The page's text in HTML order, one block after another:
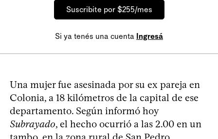
Suscribite por $255/mes
Si ya tenés una cuenta Ingresá
Una mujer fue asesinada por su ex pareja en
Colonia, a 18 kilómetros de la capital de ese
departamento. Según informó hoy
Subrayado, el hecho ocurrió a las 2.00 en un